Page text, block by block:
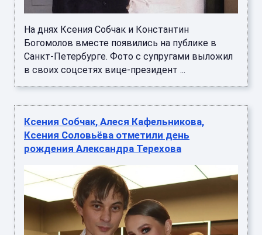
На днях Ксения Собчак и Константин
Богомолов вместе появились на публике в
Санкт-Петербурге. Фото с супругами выложил
в своих соцсетях вице-президент ...
Ксения Собчак, Алеся Кафельникова,
Ксения Соловьёва отметили день
рождения Александра Терехова